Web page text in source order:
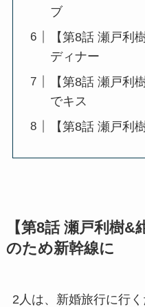
ブ
【第8話 瀬戸利
ディナー
【第8話 瀬戸利
でキス
【第8話 瀬戸利
【第8話 瀬戸利樹
のため新幹線に
2人は、新婚旅行に行